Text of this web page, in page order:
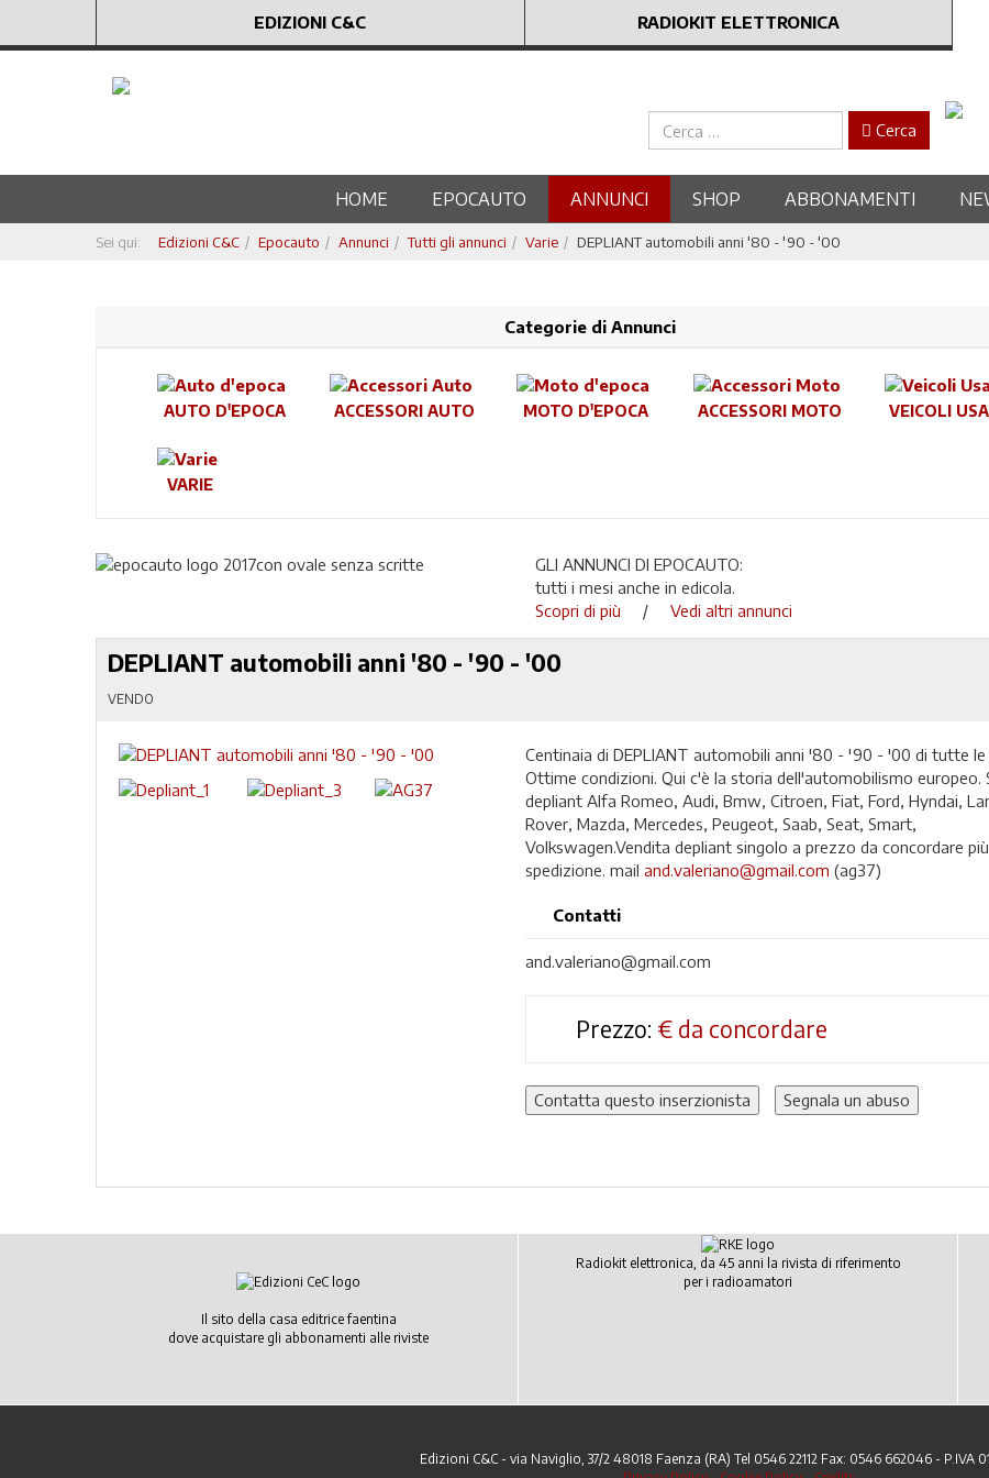
EDIZIONI C&C RADIOKIT ELETTRONICA
Cerca Cerca
HOME EPOCAUTO ANNUNCI SHOP ABBONAMENTI
Sei qui: Edizioni C&C Epocauto Annunci Tutti gli annunci Varie DEPLIANT automobili anni '80 - '90 - '00
Categorie di Annunci
AUTO D'EPOCA ACCESSORI AUTO MOTO D'EPOCA ACCESSORI MOTO VEICOLI
VARIE
GLI ANNUNCI DI EPOCAUTO:
tutti i mesi anche in edicola.
Scopri di più
/ Vedi altri annunci
DEPLIANT automobili anni '80 - '90 - '00
VENDO
Centinaia di DEPLIANT automobili anni '80 - '90 - '00 di tutte le
Ottime condizioni. Qui c'è la storia dell'automobilismo europeo.
depliant Alfa Romeo, Audi, Bmw, Citroen, Fiat, Ford, Hyndai,
Rover, Mazda, Mercedes, Peugeot, Saab, Seat, Smart,
Volkswagen.Vendita depliant singolo a prezzo da concordare
spedizione. mail and.valeriano@gmail.com (ag37)
Contatti
and.valeriano@gmail.com
Prezzo: € da concordare
Contatta questo inserzionista Segnala un abuso
Il sito della casa editrice faentina
dove acquistare gli abbonamenti alle riviste
Radiokit elettronica, da 45 anni la rivista di riferimento
per i radioamatori
Edizioni C&C - via Naviglio, 37/2 48018 Faenza (RA) Tel 0546 22112 Fax: 0546 662046 - P.IVA